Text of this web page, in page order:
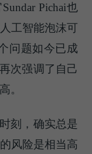
Pichai也
工智能泡沫可
问题如今已成
次强调了自己
。
刻，确实总是
风险是相当高